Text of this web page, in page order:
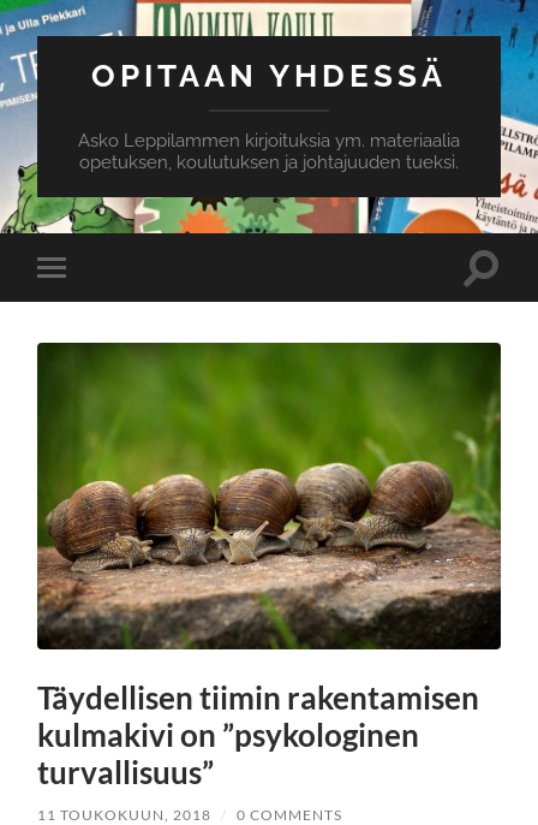
OPITAAN YHDESSÄ
Asko Leppilammen kirjoituksia ym. materiaalia
opetuksen, koulutuksen ja johtajuuden tueksi.
mobile
Toggle
Täydellisen tiimin rakentamisen
kulmakivi on ”psykologinen
turvallisuus”
11 TOUKOKUUN, 2018 / 0 COMMENTS